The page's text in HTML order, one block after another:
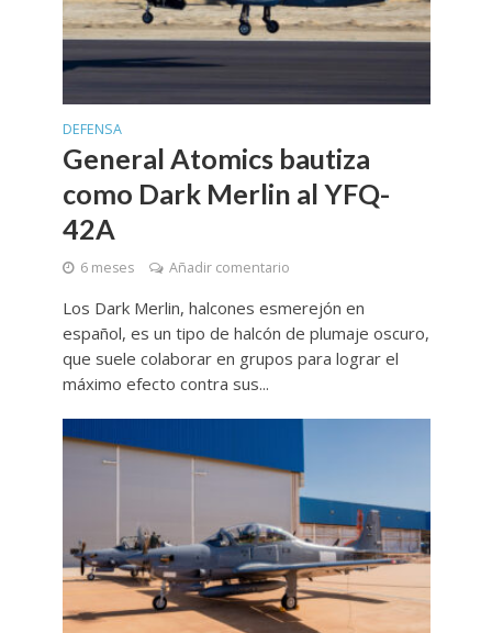
DEFENSA
General Atomics bautiza
como Dark Merlin al YFQ-
42A
6 meses Añadir comentario
Los Dark Merlin, halcones esmerejón en
español, es un tipo de halcón de plumaje oscuro,
que suele colaborar en grupos para lograr el
máximo efecto contra sus...